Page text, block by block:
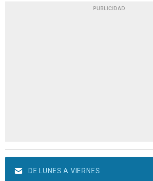
PUBLICIDAD
DE LUNES A VIERNES